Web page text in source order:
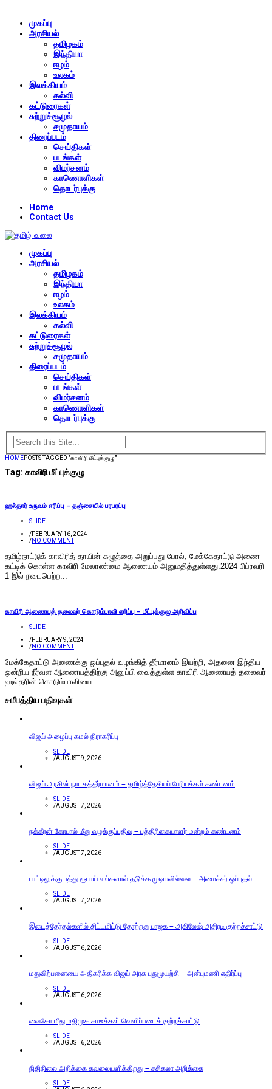
முகப்பு
அரசியல்
தமிழகம்
இந்தியா
ஈழம்
உலகம்
இலக்கியம்
கல்வி
கட்டுரைகள்
சுற்றுச்சூழல்
சமுதாயம்
திரைப்படம்
செய்திகள்
படங்கள்
விமர்சனம்
காணொளிகள்
தொடர்புக்கு
Home
Contact Us
முகப்பு
அரசியல்
தமிழகம்
இந்தியா
ஈழம்
உலகம்
இலக்கியம்
கல்வி
கட்டுரைகள்
சுற்றுச்சூழல்
சமுதாயம்
திரைப்படம்
செய்திகள்
படங்கள்
விமர்சனம்
காணொளிகள்
தொடர்புக்கு
HOMEPOSTS TAGGED "காவிரி மீட்புக்குழு"
Tag: காவிரி மீட்புக்குழு
ஹல்தார் உருவம் எரிப்பு – தஞ்சையில் பரபரப்பு
SLIDE
/FEBRUARY 16, 2024
/NO COMMENT
தமிழ்நாட்டுக் காவிரித் தாயின் கழுத்தை அறுப்பது போல், மேக்கேதாட்டு அணை
கட்டிக் கொள்ள காவிரி மேலாண்மை ஆணையம் அனுமதித்துள்ளது.2024 பிப்ரவரி
1 இல் நடைபெற்ற...
காவிரி ஆணையத் தலைவர் கொடும்பாவி எரிப்பு – மீட்புக்குழு அறிவிப்பு
SLIDE
/FEBRUARY 9, 2024
/NO COMMENT
மேக்கேதாட்டு அணைக்கு ஒப்புதல் வழங்கித் தீர்மானம் இயற்றி, அதனை இந்திய
ஒன்றிய நீர்வள ஆணையத்திற்கு அனுப்பி வைத்துள்ள காவிரி ஆணையத் தலைவர்
ஹல்தரின் கொடும்பாவியை...
சமீபத்திய பதிவுகள்
விஜய் அழைப்பு கமல் நிராகரிப்பு
SLIDE
/AUGUST 9, 2026
விஜய் அரசின் நாடகத்தீர்மானம் – தமிழ்த்தேசியப் பேரியக்கம் கண்டனம்
SLIDE
/AUGUST 7, 2026
நக்கீரன் கோபால் மீது வழக்குப்பதிவு – பத்திரிகையாளர் மன்றம் கண்டனம்
SLIDE
/AUGUST 7, 2026
பாட்டிலுக்கு பத்து ரூபாய் எங்களால் தடுக்க முடியவில்லை – அமைச்சர் ஒப்புதல்
SLIDE
/AUGUST 7, 2026
இடைத்தேர்தல்களில் திட்டமிட்டு தோற்றது பாஜக – அகிலேஷ் அதிரடி குற்றச்சாட்டு
SLIDE
/AUGUST 6, 2026
மதுவிற்பனையை அதிகரிக்க விஜய் அரசு புதுமுயற்சி – அன்புமணி எதிர்ப்பு
SLIDE
/AUGUST 6, 2026
வைகோ மீது மதிமுக சமஉக்கள் வெளிப்படைக் குற்றச்சாட்டு
SLIDE
/AUGUST 6, 2026
நிதிநிலை அறிக்கை கவலையளிக்கிறது – சசிகலா அறிக்கை
SLIDE